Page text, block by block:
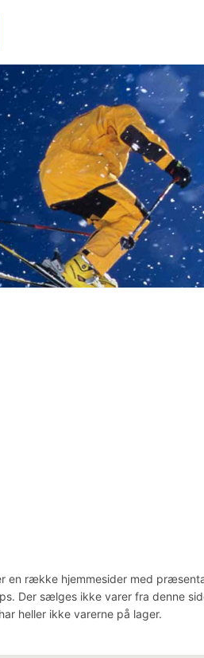
en række hjemmesider med
Der sælges ikke varer fra denne
heller ikke varerne på lager.